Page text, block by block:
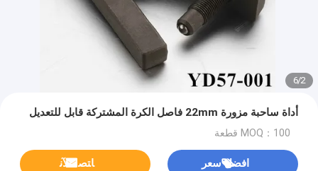
2
/
6
أداة ساحبة مزورة 22mm فاصل الكرة المشتركة قابل للتعديل
MOQ：100 قطعة
افضل سعر ﺎﺘﺼﻟ ﺍﻶﻧ